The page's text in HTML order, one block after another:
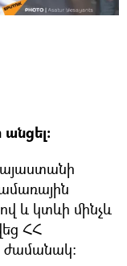
և կտևի մինչև
ՀՀ
ժամանակ։